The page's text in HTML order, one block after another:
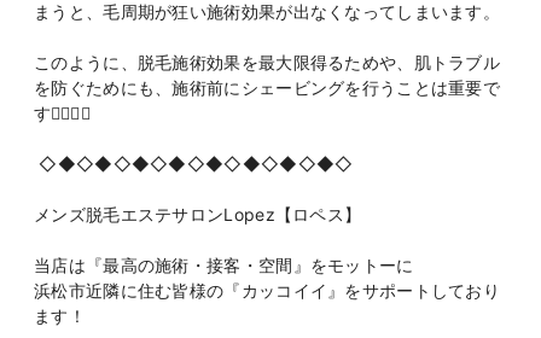
まうと、毛周期が狂い施術効果が出なくなってしまいます。
このように、脱毛施術効果を最大限得るためや、肌トラブル
を防ぐためにも、施術前にシェービングを行うことは重要で
す👩🏻‍⚕️✨
◇◆◇◆◇◆◇◆◇◆◇◆◇◆◇◆◇
メンズ脱毛エステサロンLopez【ロペス】
当店は『最高の施術・接客・空間』をモットーに
浜松市近隣に住む皆様の『カッコイイ』をサポートしており
ます！